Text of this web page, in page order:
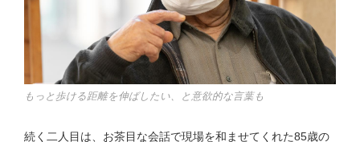
もっと歩ける距離を伸ばしたい、と意欲的な言葉も
続く二人目は、お茶目な会話で現場を和ませてくれた85歳の